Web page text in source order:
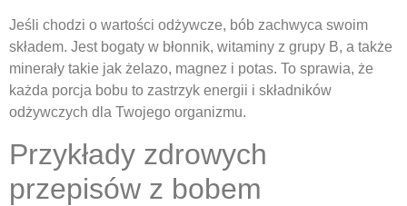
Jeśli chodzi o wartości odżywcze, bób zachwyca swoim
składem. Jest bogaty w błonnik, witaminy z grupy B, a także
minerały takie jak żelazo, magnez i potas. To sprawia, że
każda porcja bobu to zastrzyk energii i składników
odżywczych dla Twojego organizmu.
Przykłady zdrowych
przepisów z bobem